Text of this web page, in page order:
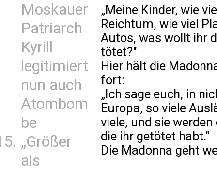
Moskauer
Patriarch
Kyrill
legitimiert
nun auch
Atombom
be
„Größer
als
„Meine Kinder, wie
Reichtum, wie viel
Autos, was wollt ihr
tötet?"
Hier hält die
fort:
„Ich sage euch, in
Europa, so viele
viele, und sie
die ihr getötet habt."
Die Madonna geht